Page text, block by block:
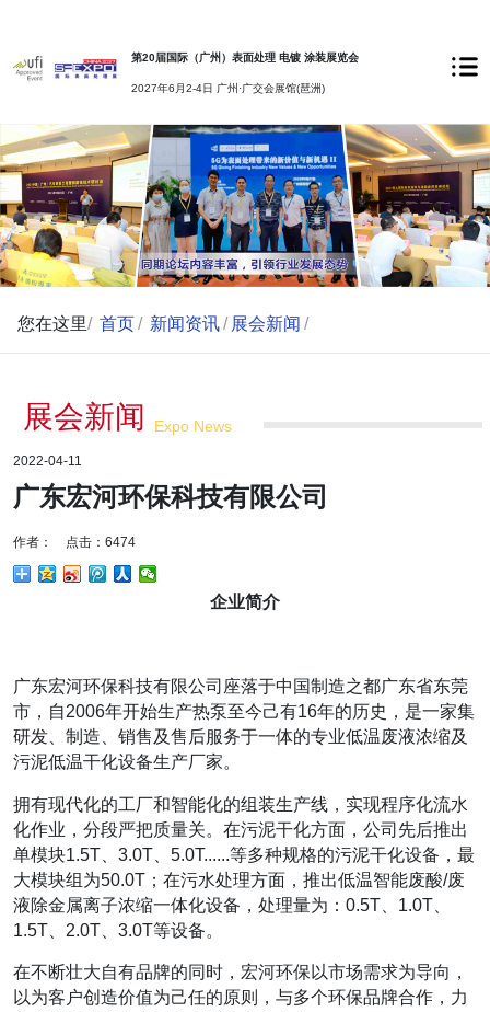
第20届国际（广州）表面处理 电镀 涂装展览会
2027年6月2-4日 广州·广交会展馆(琶洲)
您在这里/ 首页 / 新闻资讯 / 展会新闻 /
展会新闻 Expo News
2022-04-11
广东宏河环保科技有限公司
作者： 点击：6474
企业简介
广东宏河环保科技有限公司座落于中国制造之都广东省东莞
市，自2006年开始生产热泵至今己有16年的历史，是一家集
研发、制造、销售及售后服务于一体的专业低温废液浓缩及
污泥低温干化设备生产厂家。
拥有现代化的工厂和智能化的组装生产线，实现程序化流水
化作业，分段严把质量关。在污泥干化方面，公司先后推出
单模块1.5T、3.0T、5.0T......等多种规格的污泥干化设备，最
大模块组为50.0T；在污水处理方面，推出低温智能废酸/废
液除金属离子浓缩一体化设备，处理量为：0.5T、1.0T、
1.5T、2.0T、3.0T等设备。
在不断壮大自有品牌的同时，宏河环保以市场需求为导向，
以为客户创造价值为己任的原则，与多个环保品牌合作，力